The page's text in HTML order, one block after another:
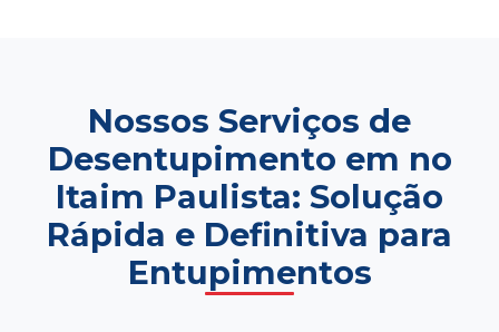
Nossos Serviços de
Desentupimento em no
Itaim Paulista: Solução
Rápida e Definitiva para
Entupimentos